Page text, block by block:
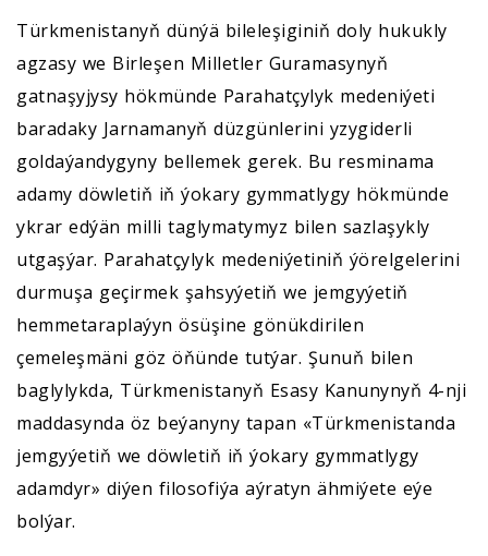
Türkmenistanyň dünýä bileleşiginiň doly hukukly
agzasy we Birleşen Milletler Guramasynyň
gatnaşyjysy hökmünde Parahatçylyk medeniýeti
baradaky Jarnamanyň düzgünlerini yzygiderli
goldaýandygyny bellemek gerek. Bu resminama
adamy döwletiň iň ýokary gymmatlygy hökmünde
ykrar edýän milli taglymatymyz bilen sazlaşykly
utgaşýar. Parahatçylyk medeniýetiniň ýörelgelerini
durmuşa geçirmek şahsyýetiň we jemgyýetiň
hemmetaraplaýyn ösüşine gönükdirilen
çemeleşmäni göz öňünde tutýar. Şunuň bilen
baglylykda, Türkmenistanyň Esasy Kanunynyň 4-nji
maddasynda öz beýanyny tapan «Türkmenistanda
jemgyýetiň we döwletiň iň ýokary gymmatlygy
adamdyr» diýen filosofiýa aýratyn ähmiýete eýe
bolýar.